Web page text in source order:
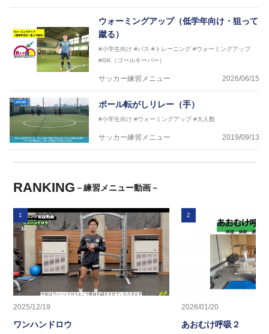
ウォーミングアップ（低学年向け・狙って
蹴る）
#小学生向け #パス #トレーニング #ウォーミングアップ
#GK（ゴールキーパー）
サッカー練習メニュー 2026/06/15
ボール転がしリレー（手）
#小学生向け #ウォーミングアップ #大人数
サッカー練習メニュー 2019/09/13
RANKING －練習メニュー動画－
1
2025/12/19
ワンハンドロウ
2
2026/01/20
あおむけ呼吸２